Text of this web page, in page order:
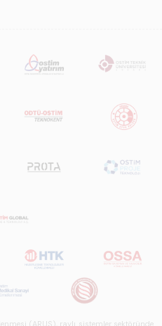
(ARUS), raylı sistemler sektöründe